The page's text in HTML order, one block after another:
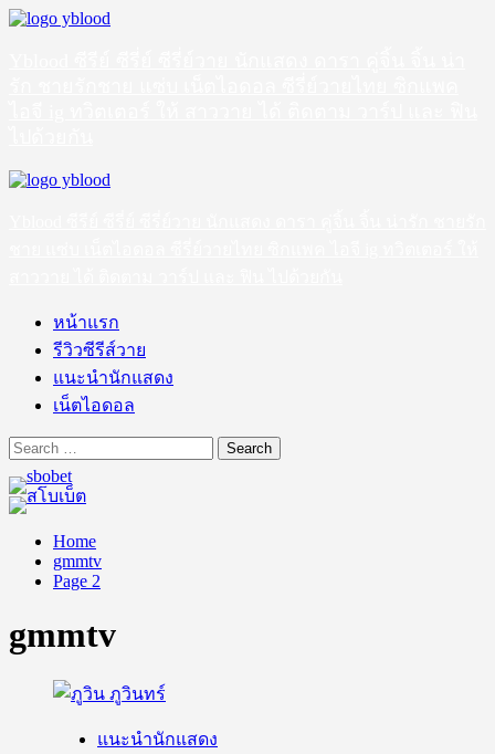
Skip
Primary
หน้าแรก
รีวิวซีรีส์วาย
แนะนำนักแสดง
เน็ตไอดอล
Search
for:
Home
gmmtv
Page 2
gmmtv
แนะนำนักแสดง